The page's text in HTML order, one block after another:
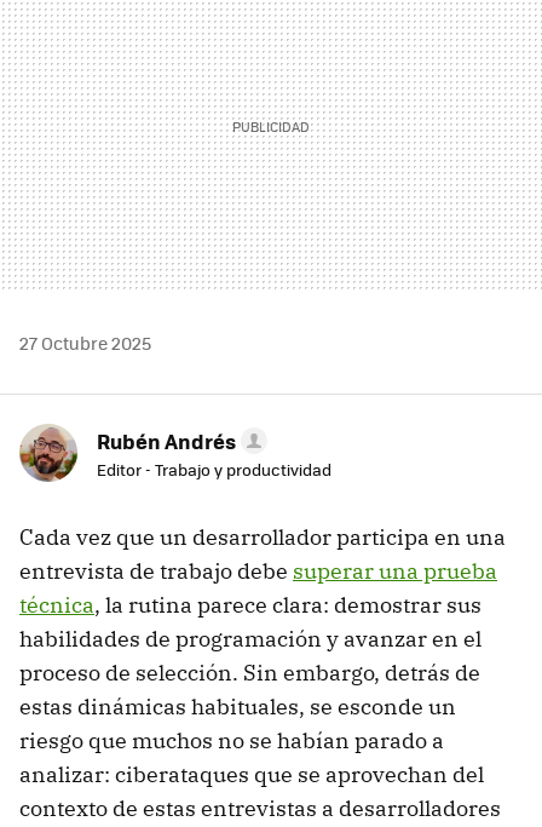
27 Octubre 2025
Rubén Andrés
Editor - Trabajo y productividad
Cada vez que un desarrollador participa en una
entrevista de trabajo debe superar una prueba
técnica, la rutina parece clara: demostrar sus
habilidades de programación y avanzar en el
proceso de selección. Sin embargo, detrás de
estas dinámicas habituales, se esconde un
riesgo que muchos no se habían parado a
analizar: ciberataques que se aprovechan del
contexto de estas entrevistas a desarrolladores